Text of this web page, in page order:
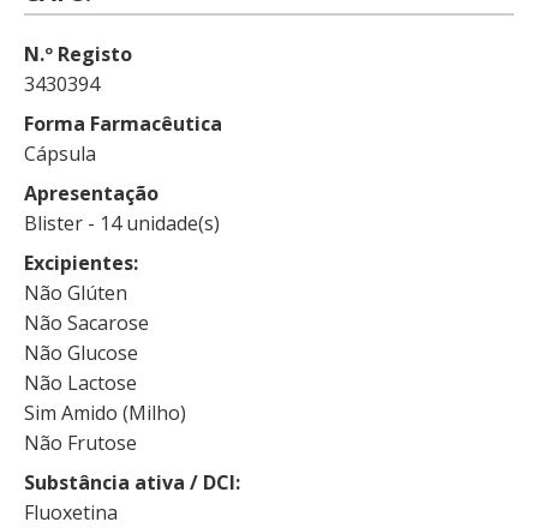
N.º Registo
3430394
Forma Farmacêutica
Cápsula
Apresentação
Blister - 14 unidade(s)
Excipientes
Não Glúten
Não Sacarose
Não Glucose
Não Lactose
Sim Amido (Milho)
Não Frutose
Substância ativa / DCI
Fluoxetina